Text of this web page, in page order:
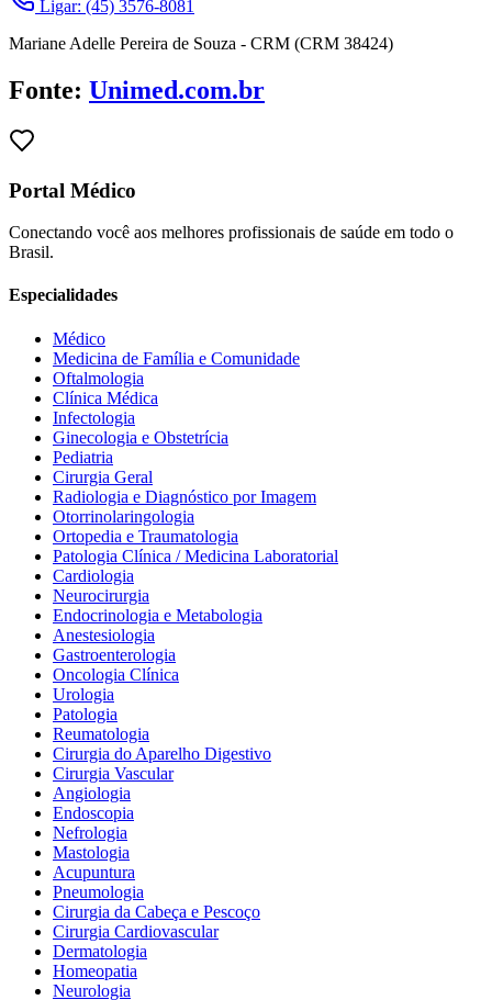
Ligar: (45) 3576-8081
Mariane Adelle Pereira de Souza - CRM (CRM 38424)
Fonte: Unimed.com.br
Portal Médico
Conectando você aos melhores profissionais de saúde em todo o
Brasil.
Especialidades
Médico
Medicina de Família e Comunidade
Oftalmologia
Clínica Médica
Infectologia
Ginecologia e Obstetrícia
Pediatria
Cirurgia Geral
Radiologia e Diagnóstico por Imagem
Otorrinolaringologia
Ortopedia e Traumatologia
Patologia Clínica / Medicina Laboratorial
Cardiologia
Neurocirurgia
Endocrinologia e Metabologia
Anestesiologia
Gastroenterologia
Oncologia Clínica
Urologia
Patologia
Reumatologia
Cirurgia do Aparelho Digestivo
Cirurgia Vascular
Angiologia
Endoscopia
Nefrologia
Mastologia
Acupuntura
Pneumologia
Cirurgia da Cabeça e Pescoço
Cirurgia Cardiovascular
Dermatologia
Homeopatia
Neurologia